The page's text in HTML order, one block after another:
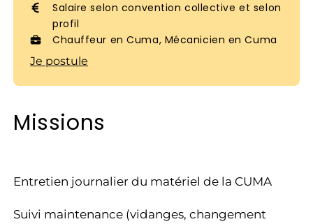
Salaire selon convention collective et selon
profil
Chauffeur en Cuma, Mécanicien en Cuma
Je postule
Missions
Entretien journalier du matériel de la CUMA
Suivi maintenance (vidanges, changement